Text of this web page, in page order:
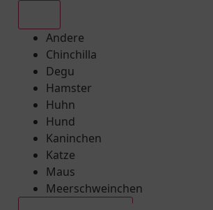
Andere
Chinchilla
Degu
Hamster
Huhn
Hund
Kaninchen
Katze
Maus
Meerschweinchen